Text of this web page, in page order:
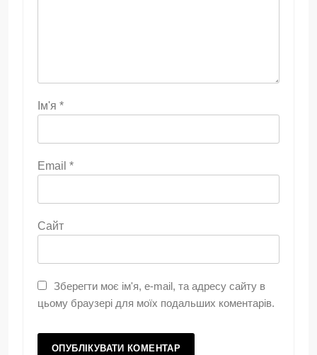
Ім'я *
Email *
Сайт
Зберегти моє ім'я, e-mail, та адресу сайту в
цьому браузері для моїх подальших коментарів.